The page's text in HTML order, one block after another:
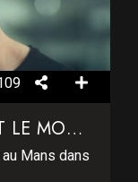
EMMANUEL MOIRE – TOUT LE MONDE
Mans dans